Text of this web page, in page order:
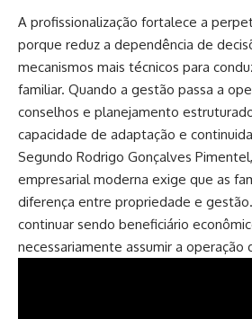
A profissionalização fortalece a
porque reduz a dependência de
mecanismos mais técnicos para
familiar. Quando a gestão passa a
conselhos e planejamento
capacidade de adaptação e
Segundo Rodrigo Gonçalves
empresarial moderna exige que as
diferença entre propriedade e
continuar sendo beneficiário
necessariamente assumir a operação